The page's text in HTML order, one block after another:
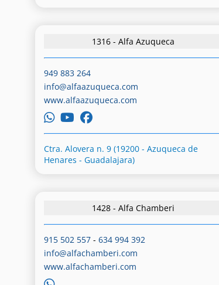
1316 - Alfa Azuqueca
949 883 264
info@alfaazuqueca.com
www.alfaazuqueca.com
Ctra. Alovera n. 9 (19200 - Azuqueca de
Henares - Guadalajara)
1428 - Alfa Chamberi
915 502 557- 634 994 392
info@alfachamberi.com
www.alfachamberi.com